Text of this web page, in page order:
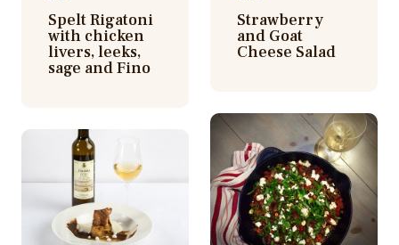
Spelt Rigatoni
with chicken
livers, leeks,
sage and Fino
Strawberry
and Goat
Cheese Salad